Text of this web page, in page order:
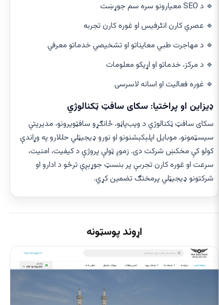
🔹 د SEO معیارونو سره سم جوړښت
🔹 عصري کارن انٹرفیس او غوره کارن تجربه
🔹 د مهاجرت طبي معایناتو او تشخیصي خدماتو معرفي
🔹 د مرکز، خدماتو او اړیکو معلومات
🔹 غوره فعالیت او اسانه لاسرسی
ډیزاین او پراختیا: سکای سافټ ټکنالوژي
سکای سافټ ټکنالوژي د ویب‌پاڼو، ځانګړو سافټویرونو، مدیریتي
سیسټمونو، موبایل اپلېکېشنونو او نورو ډیجیټلي حللارو په وړاندې
کولو کې مخکښ شرکت دی. زموږ ټولې پروژې د کیفیت، امنیت،
سرعت او غوره کارن تجربې پر بنسټ جوړېږي ترڅو د ادارو او
شرکتونو ډیجیټلي پرمختګ تضمین کړي.
اړوند پوسټونه